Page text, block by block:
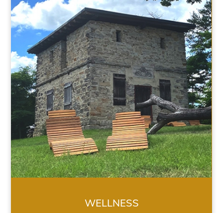
WELLNESS
WELLNESS